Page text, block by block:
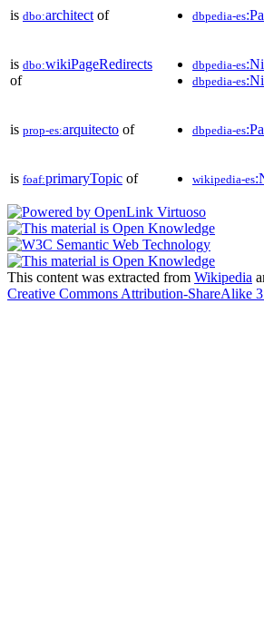
is dbo:architect of dbpedia-es
is dbo:wikiPageRedirects
of
dbpedia-es
dbpedia-es
is prop-es:arquitecto of dbpedia-es
is foaf:primaryTopic of wikipedia-es
This content was extracted from Wikipedia
Creative Commons Attribution-ShareAlike